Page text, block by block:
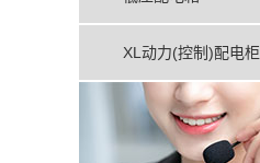
XL动力(控制)配电柜